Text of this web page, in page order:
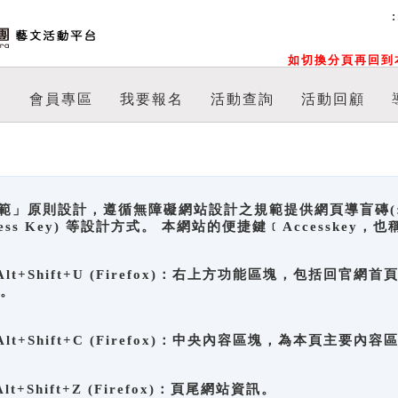
如切換分頁再回
會員專區 我要報名 活動查詢 活動回顧
」原則設計，遵循無障礙網站設計之規範提供網頁導盲
Key) 等設計方式。 本網站的便捷鍵﹝Accesskey，也
(Firefox)：右上方功能區塊，包括回官網首頁
(Firefox)：中央內容區塊，為本頁主要內容區
(Firefox)：頁尾網站資訊。